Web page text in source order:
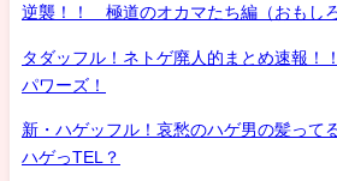
逆襲！！ 極道のオカマたち編（おもし
タダッフル！ネトゲ廃人的まとめ速報！
パワーズ！
新・ハゲッフル！哀愁のハゲ男の髪って
ハゲっTEL？